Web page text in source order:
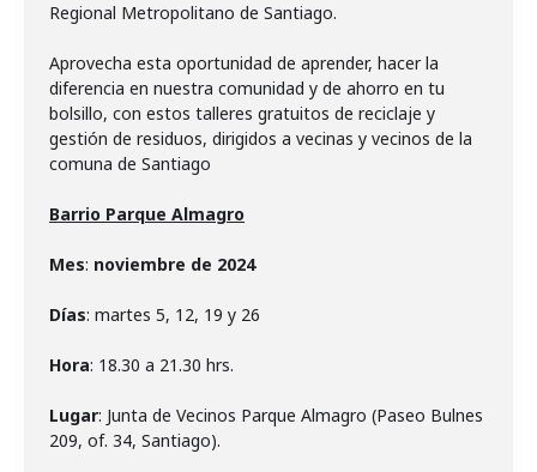
Regional Metropolitano de Santiago.
Aprovecha esta oportunidad de aprender, hacer la
diferencia en nuestra comunidad y de ahorro en tu
bolsillo, con estos talleres gratuitos de reciclaje y
gestión de residuos, dirigidos a vecinas y vecinos de la
comuna de Santiago
Barrio Parque Almagro
Mes: noviembre de 2024
Días: martes 5, 12, 19 y 26
Hora: 18.30 a 21.30 hrs.
Lugar: Junta de Vecinos Parque Almagro (Paseo Bulnes
209, of. 34, Santiago).